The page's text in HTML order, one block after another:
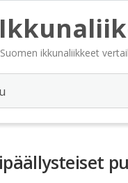
Suomen ikkunaliikkeet